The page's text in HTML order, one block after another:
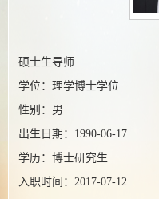
硕士生导师
学位：理学博士学位
性别： 男
出生日期： 1990-06-17
学历： 博士研究生
入职时间： 2017-07-12